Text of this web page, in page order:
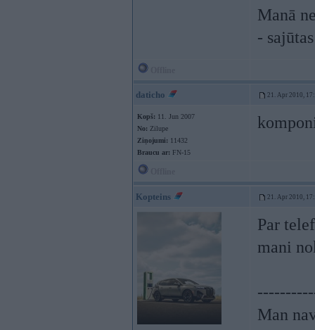
Manā
-
daticho 21. Apr 2010,
Kopš: 11. Jun 2007
No: Zilupe
Ziņojumi: 11432
Braucu ar: FN-15
Kopteins 21. Apr 2010,
Par
mani
Man